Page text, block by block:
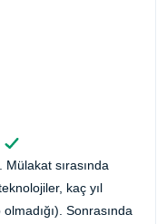
Mülakat sırasında
kaç yıl
Sonrasında